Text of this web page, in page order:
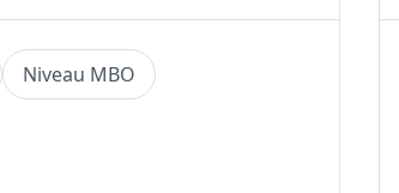
Niveau MBO